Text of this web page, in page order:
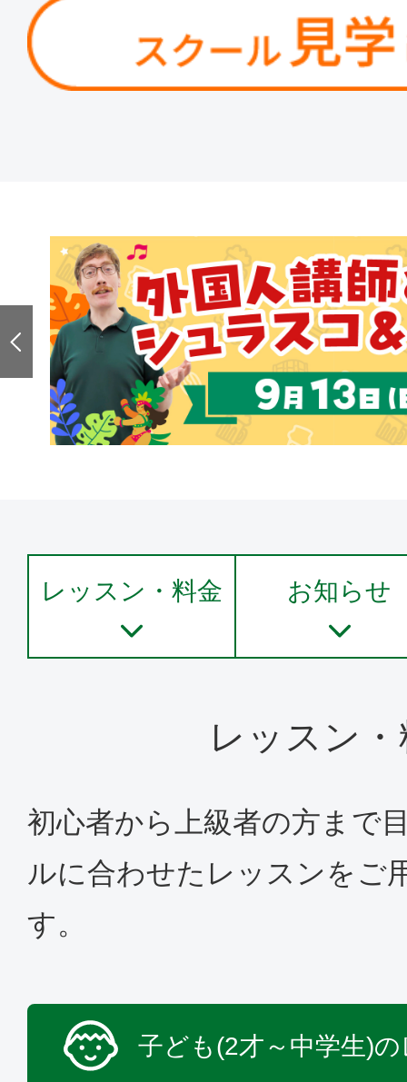
レッスン・料金 お知らせ
レッスン
初心者から上級者の方まで
ルに合わせたレッスンをご
す。
子ども(2才～中学生)